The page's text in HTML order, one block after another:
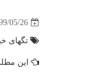
05/26
تگهای
این